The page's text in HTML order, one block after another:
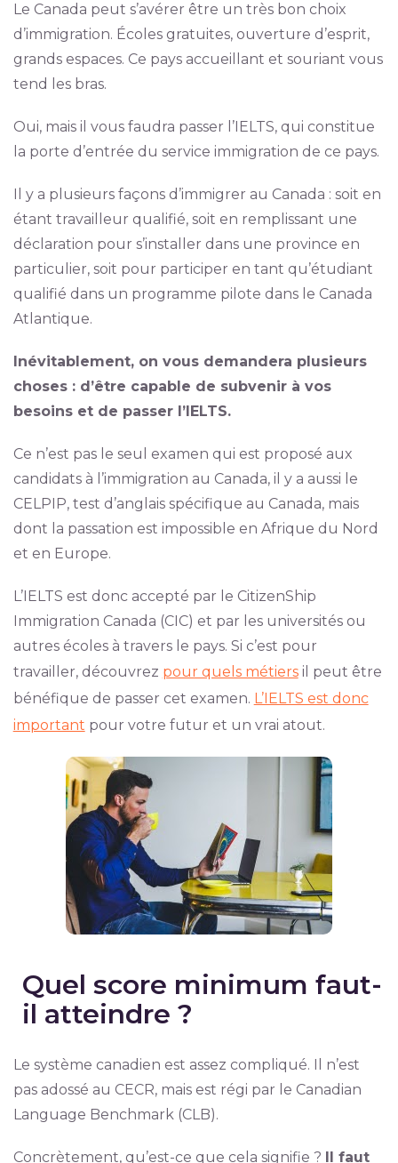
Le Canada peut s’avérer être un très bon choix
d’immigration. Écoles gratuites, ouverture d’esprit,
grands espaces. Ce pays accueillant et souriant vous
tend les bras.
Oui, mais il vous faudra passer l’IELTS, qui constitue
la porte d’entrée du service immigration de ce pays.
Il y a plusieurs façons d’immigrer au Canada : soit en
étant travailleur qualifié, soit en remplissant une
déclaration pour s’installer dans une province en
particulier, soit pour participer en tant qu’étudiant
qualifié dans un programme pilote dans le Canada
Atlantique.
Inévitablement, on vous demandera plusieurs
choses : d’être capable de subvenir à vos
besoins et de passer l’IELTS.
Ce n’est pas le seul examen qui est proposé aux
candidats à l’immigration au Canada, il y a aussi le
CELPIP, test d’anglais spécifique au Canada, mais
dont la passation est impossible en Afrique du Nord
et en Europe.
L’IELTS est donc accepté par le CitizenShip
Immigration Canada (CIC) et par les universités ou
autres écoles à travers le pays. Si c’est pour
travailler, découvrez pour quels métiersil peut être
bénéfique de passer cet examen. L’IELTS est donc
important pour votre futur et un vrai atout.
Quel score minimum faut-
il atteindre ?
Le système canadien est assez compliqué. Il n’est
pas adossé au CECR, mais est régi par le Canadian
Language Benchmark (CLB).
Concrètement, qu’est-ce que cela signifie ? Il faut